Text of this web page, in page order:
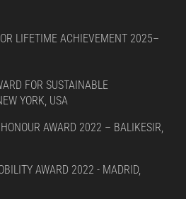
LIFETIME ACHIEVEMENT 2025–
FOR SUSTAINABLE
YORK, USA
AWARD 2022 – BALIKESIR,
AWARD 2022 - MADRID,